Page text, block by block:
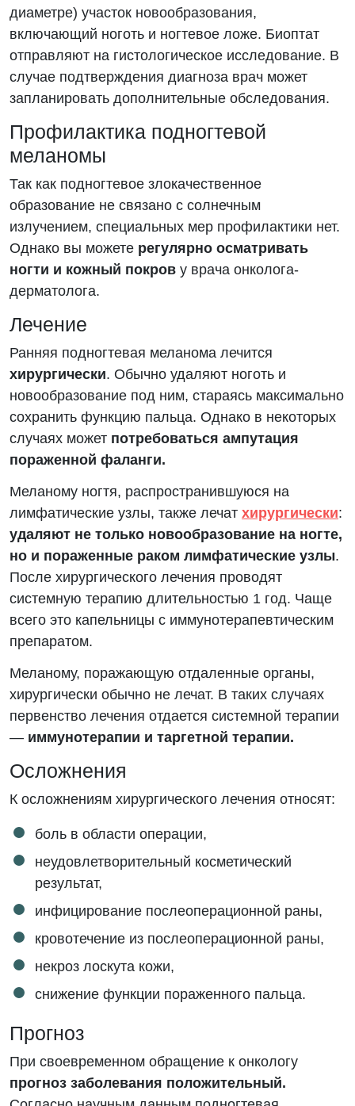
диаметре) участок новообразования,
включающий ноготь и ногтевое ложе. Биоптат
отправляют на гистологическое исследование. В
случае подтверждения диагноза врач может
запланировать дополнительные обследования.
Профилактика подногтевой
меланомы
Так как подногтевое злокачественное
образование не связано с солнечным
излучением, специальных мер профилактики нет.
Однако вы можете регулярно осматривать
ногти и кожный покров у врача онколога-
дерматолога.
Лечение
Ранняя подногтевая меланома лечится
хирургически. Обычно удаляют ноготь и
новообразование под ним, стараясь максимально
сохранить функцию пальца. Однако в некоторых
случаях может потребоваться ампутация
пораженной фаланги.
Меланому ногтя, распространившуюся на
лимфатические узлы, также лечат хирургически:
удаляют не только новообразование на ногте,
но и пораженные раком лимфатические узлы.
После хирургического лечения проводят
системную терапию длительностью 1 год. Чаще
всего это капельницы с иммунотерапевтическим
препаратом.
Меланому, поражающую отдаленные органы,
хирургически обычно не лечат. В таких случаях
первенство лечения отдается системной терапии
— иммунотерапии и таргетной терапии.
Осложнения
К осложнениям хирургического лечения относят:
боль в области операции,
неудовлетворительный косметический
результат,
инфицирование послеоперационной раны,
кровотечение из послеоперационной раны,
некроз лоскута кожи,
снижение функции пораженного пальца.
Прогноз
При своевременном обращение к онкологу
прогноз заболевания положительный.